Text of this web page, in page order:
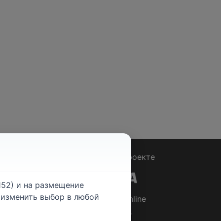
О проекте
© 2026Rabotniki.online
и на размещение
выбор в любой